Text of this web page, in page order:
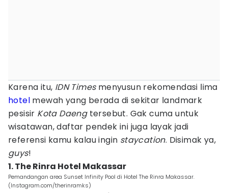
Karena itu, IDN Timesmenyusun rekomendasi lima
hotel mewah yang berada di sekitar landmark
pesisir Kota Daengtersebut. Gak cuma untuk
wisatawan, daftar pendek ini juga layak jadi
referensi kamu kalau ingin staycation. Disimak ya,
guys!
1. The Rinra Hotel Makassar
Pemandangan area Sunset Infinity Pool di Hotel The Rinra Makassar.
(Instagram.com/therinramks)